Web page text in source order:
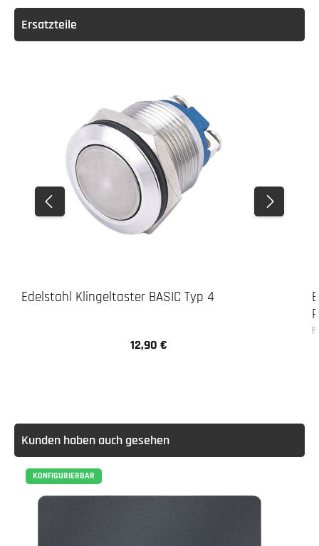
Ersatzteile
Edelstahl Klingeltaster BASIC Typ 4
Regulärer Preis:
12,90 €
Kunden haben auch gesehen
KONFIGURIERBAR